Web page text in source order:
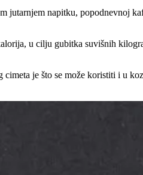
jutarnjem napitku, popodnevnoj
u cilju gubitka suvišnih
je što se može koristiti i u